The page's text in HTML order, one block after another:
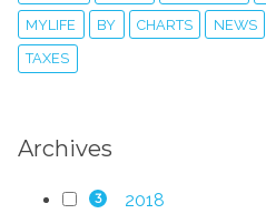
MYLIFE BY CHARTS NEWS
TAXES
Archives
3 2018